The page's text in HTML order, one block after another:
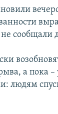
сообщали
а пока
людям